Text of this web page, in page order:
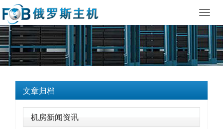
文章归档
机房新闻资讯